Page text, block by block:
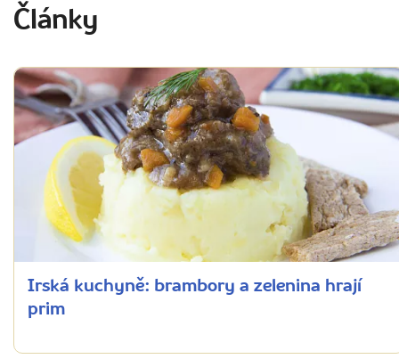
Články
Irská kuchyně: brambory a zelenina hrají
prim